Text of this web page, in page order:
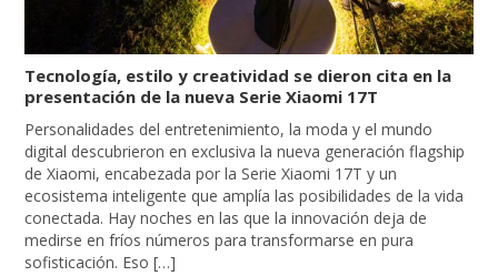
Tecnología, estilo y creatividad se dieron cita en la
presentación de la nueva Serie Xiaomi 17T
Personalidades del entretenimiento, la moda y el mundo
digital descubrieron en exclusiva la nueva generación flagship
de Xiaomi, encabezada por la Serie Xiaomi 17T y un
ecosistema inteligente que amplía las posibilidades de la vida
conectada. Hay noches en las que la innovación deja de
medirse en fríos números para transformarse en pura
sofisticación. Eso […]